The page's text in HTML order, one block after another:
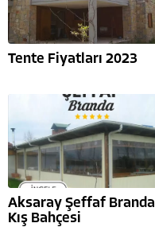
Tente Fiyatları 2023
Aksaray Şeffaf Branda
Kış Bahçesi